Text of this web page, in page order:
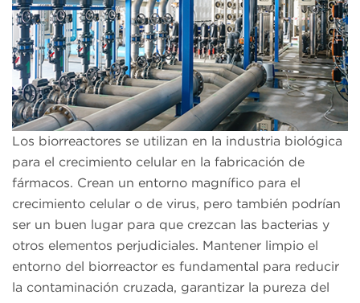
Los biorreactores se utilizan en la industria biológica
para el crecimiento celular en la fabricación de
fármacos. Crean un entorno magnífico para el
crecimiento celular o de virus, pero también podrían
ser un buen lugar para que crezcan las bacterias y
otros elementos perjudiciales. Mantener limpio el
entorno del biorreactor es fundamental para reducir
la contaminación cruzada, garantizar la pureza del